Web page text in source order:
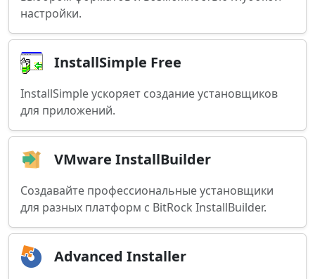
настройки.
InstallSimple Free
InstallSimple ускоряет создание установщиков
для приложений.
VMware InstallBuilder
Создавайте профессиональные установщики
для разных платформ с BitRock InstallBuilder.
Advanced Installer